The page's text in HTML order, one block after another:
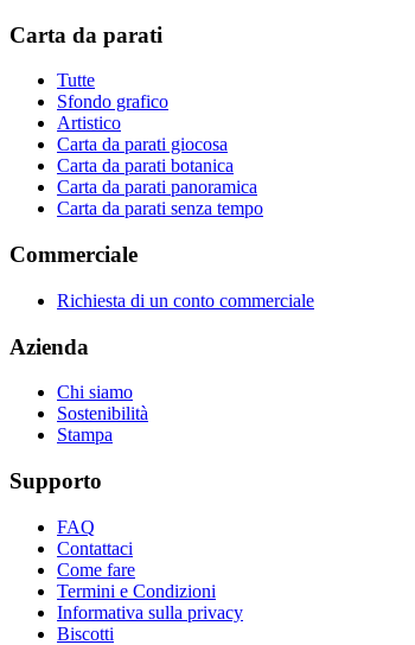
Carta da parati
Tutte
Sfondo grafico
Artistico
Carta da parati giocosa
Carta da parati botanica
Carta da parati panoramica
Carta da parati senza tempo
Commerciale
Richiesta di un conto commerciale
Azienda
Chi siamo
Sostenibilità
Stampa
Supporto
FAQ
Contattaci
Come fare
Termini e Condizioni
Informativa sulla privacy
Biscotti